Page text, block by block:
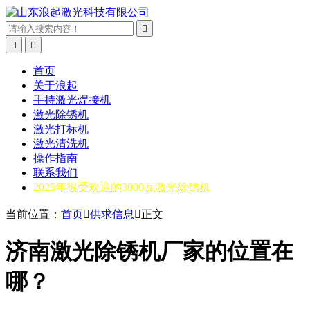



首页
关于浪起
手持激光焊接机
激光除锈机
激光打标机
激光清洗机
操作指南
联系我们
2025年很受欢迎的3000瓦激光除锈机
当前位置： 首页供求信息 正文
济南激光除锈机厂家的位置在
哪？